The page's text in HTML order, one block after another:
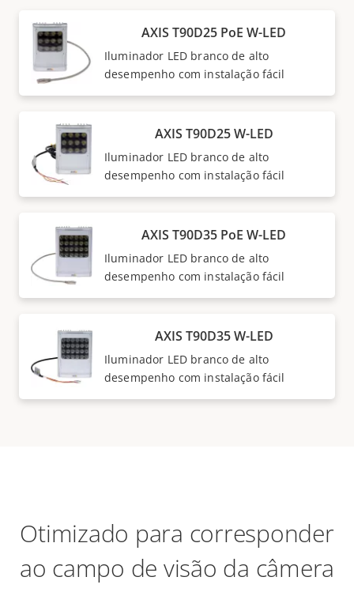
AXIS T90D25 PoE W-LED
Iluminador LED branco de alto
desempenho com instalação fácil
AXIS T90D25 W-LED
Iluminador LED branco de alto
desempenho com instalação fácil
AXIS T90D35 PoE W-LED
Iluminador LED branco de alto
desempenho com instalação fácil
AXIS T90D35 W-LED
Iluminador LED branco de alto
desempenho com instalação fácil
Otimizado para corresponder
ao campo de visão da câmera